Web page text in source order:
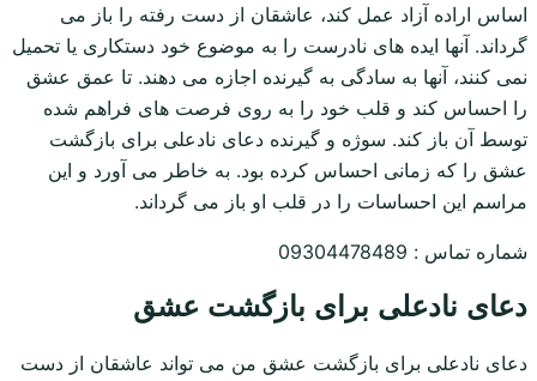
اساس اراده آزاد عمل کند، عاشقان از دست رفته را باز می
گرداند. آنها ایده های نادرست را به موضوع خود دستکاری یا تحمیل
نمی کنند، آنها به سادگی به گیرنده اجازه می دهند. تا عمق عشق
را احساس کند و قلب خود را به روی فرصت های فراهم شده
توسط آن باز کند. سوژه و گیرنده دعای نادعلی برای بازگشت
عشق را که زمانی احساس کرده بود. به خاطر می آورد و این
مراسم این احساسات را در قلب او باز می گرداند.
شماره تماس : 09304478489
دعای نادعلی برای بازگشت عشق
دعای نادعلی برای بازگشت عشق من می تواند عاشقان از دست